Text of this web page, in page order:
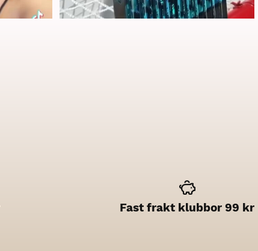
Fast frakt klubbor 99 kr